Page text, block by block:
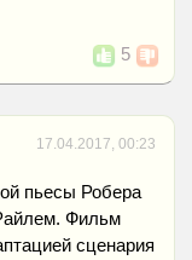
5
17.04.2017, 00:23
пьесы Робера
Фильм
сценария